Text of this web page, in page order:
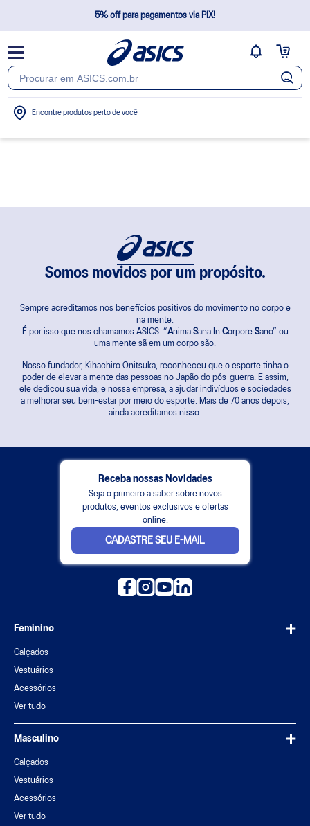
5% off para pagamentos via PIX!
Frete Grátis Brasil*
Não cobramos taxas extras após a confirmação do pedido
Encontre produtos perto de você
Somos movidos por um propósito.
Sempre acreditamos nos benefícios positivos do movimento no corpo e
na mente.
É por isso que nos chamamos ASICS. “Anima Sana n Corpore Sano” ou
uma mente sã em um corpo são.
Nosso fundador, Kihachiro Onitsuka, reconheceu que o esporte tinha o
poder de elevar a mente das pessoas no Japão do pós-guerra. E assim,
ele dedicou sua vida, e nossa empresa, a ajudar indivíduos e sociedades
a melhorar seu bem-estar por meio do esporte. Mais de 70 anos depois,
ainda acreditamos nisso.
Receba nossas Novidades
Seja o primeiro a saber sobre novos
produtos, eventos exclusivos e ofertas
online.
CADASTRE SEU E-MAIL
Feminino
Calçados
Vestuários
Acessórios
Ver tudo
Masculino
Calçados
Vestuários
Acessórios
Ver tudo